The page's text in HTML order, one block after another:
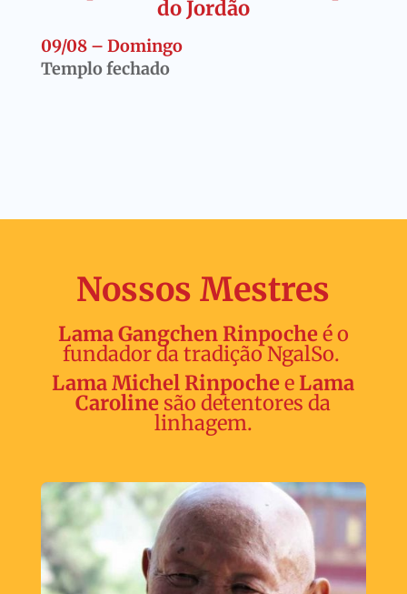
do Jordão
09/08 – Domingo
Templo fechado
Nossos Mestres
Lama Gangchen Rinpocheé o
fundador da tradição NgalSo.
Lama Michel Rinpochee Lama
Caroline são detentores da
linhagem.